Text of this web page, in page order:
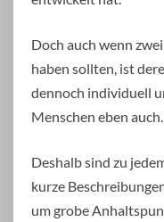
Doch auch wenn
haben sollten, ist
dennoch individuell
Menschen eben auch.
Deshalb sind zu
kurze
um grobe